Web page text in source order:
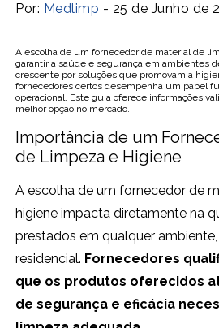
Por: Medlimp - 25 de Junho de
A escolha de um fornecedor de material de
garantir a saúde e segurança em ambientes
crescente por soluções que promovam a
fornecedores certos desempenha um papel
operacional. Este guia oferece informações
melhor opção no mercado.
Importância de um
de Limpeza e Higiene
A escolha de um fornecedor de
higiene impacta diretamente na
prestados em qualquer
residencial. Fornecedores
que os produtos oferecidos
de segurança e eficácia